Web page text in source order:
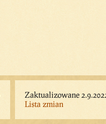
Zaktualizowane
Lista zmian